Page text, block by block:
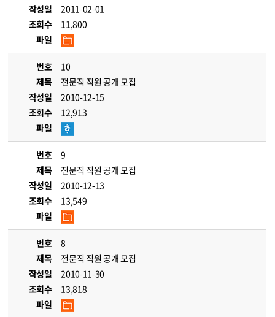
작성일
2011-02-01
조회수
11,800
파일
번호
10
제목
전문직 직원 공개 모집
작성일
2010-12-15
조회수
12,913
파일
번호
9
제목
전문직 직원 공개 모집
작성일
2010-12-13
조회수
13,549
파일
번호
8
제목
전문직 직원 공개 모집
작성일
2010-11-30
조회수
13,818
파일